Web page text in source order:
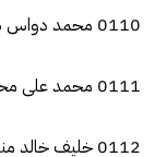
0110 محمد دواس سعد العازمي
0111 محمد على محمد الختلان
0112 خليف خالد منصور العازمي